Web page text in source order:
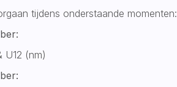
tijdens onderstaande momenten:
U12 (nm)